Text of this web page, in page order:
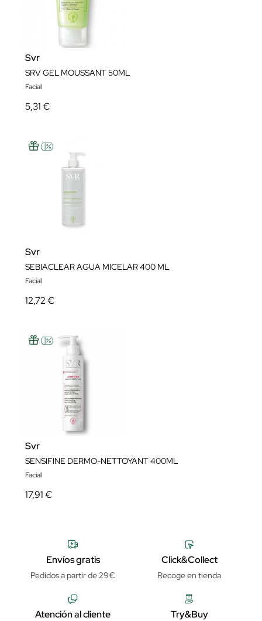
Svr
SRV GEL MOUSSANT 50ML
Facial
5,31 €
Svr
SEBIACLEAR AGUA MICELAR 400 ML
Facial
12,72 €
Svr
SENSIFINE DERMO-NETTOYANT 400ML
Facial
17,91 €
Envíos gratis
Pedidos a partir de 29€
Click&Collect
Recoge en tienda
Atención al cliente Try&Buy